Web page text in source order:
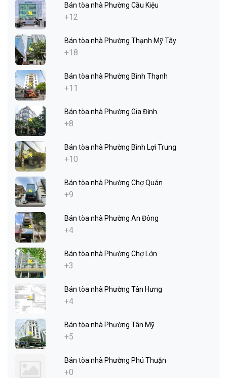
Bán tòa nhà Phường Cầu Kiệu
+12
Bán tòa nhà Phường Thạnh Mỹ Tây
+18
Bán tòa nhà Phường Bình Thạnh
+11
Bán tòa nhà Phường Gia Định
+8
Bán tòa nhà Phường Bình Lợi Trung
+10
Bán tòa nhà Phường Chợ Quán
+9
Bán tòa nhà Phường An Đông
+4
Bán tòa nhà Phường Chợ Lớn
+3
Bán tòa nhà Phường Tân Hưng
+4
Bán tòa nhà Phường Tân Mỹ
+5
Bán tòa nhà Phường Phú Thuận
+0